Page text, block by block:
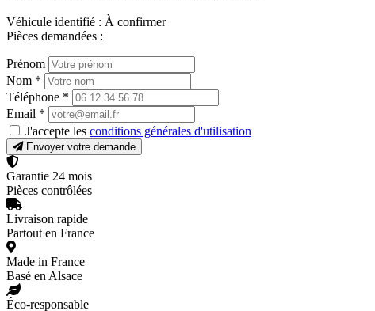
Véhicule identifié : À confirmer
Pièces demandées :
Prénom
Nom *
Téléphone *
Email *
J'accepte les conditions générales d'utilisation
Envoyer votre demande
Garantie 24 mois
Pièces contrôlées
Livraison rapide
Partout en France
Made in France
Basé en Alsace
Éco-responsable